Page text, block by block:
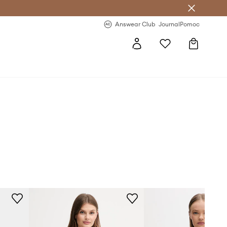
Answear Club JournalPomoc